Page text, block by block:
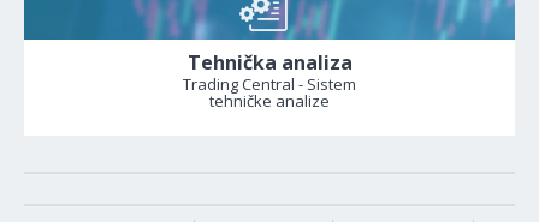
Tehnička analiza
Trading Central - Sistem
tehničke analize